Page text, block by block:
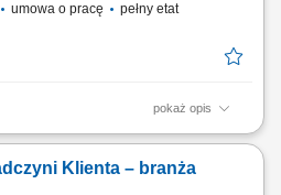
umowa o pracę
pełny etat
pokaż opis
dobrych relacji z klientami; realizacja
Klienta – branża